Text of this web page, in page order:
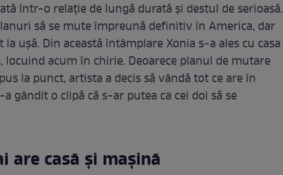
într-o relație de lungă durată și destul de serioasă.
să se mute împreună definitiv în America, dar
ușă. Din această întâmplare Xonia s-a ales cu casa
locuind acum în chirie. Deoarece planul de mutare
la punct, artista a decis să vândă tot ce are în
gândit o clipă că s-ar putea ca cei doi să se
are casă și mașină